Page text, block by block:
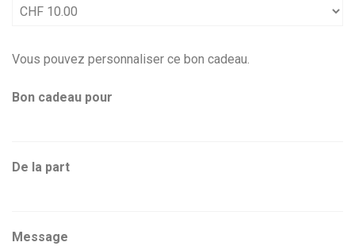
Vous pouvez personnaliser ce bon cadeau.
Bon cadeau pour
De la part
Message